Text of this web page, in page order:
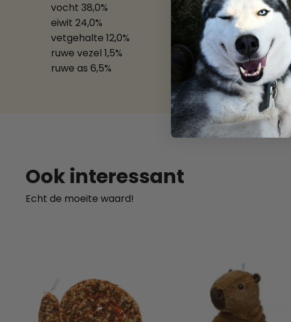
vocht 38,0%
eiwit 24,0%
vetgehalte 12,0%
ruwe vezel 1,5%
ruwe as 6,5%
SKU:
Ook interessant
Echt de moeite waard!